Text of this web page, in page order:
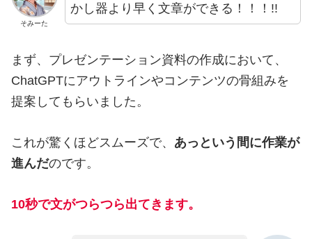
そみーた
かし器より早く文章ができる！！！!!
まず、プレゼンテーション資料の作成において、
ChatGPTにアウトラインやコンテンツの骨組みを
提案してもらいました。
これが驚くほどスムーズで、 あっという間に作業が
進んだのです。
10秒で文がつらつら出てきます。